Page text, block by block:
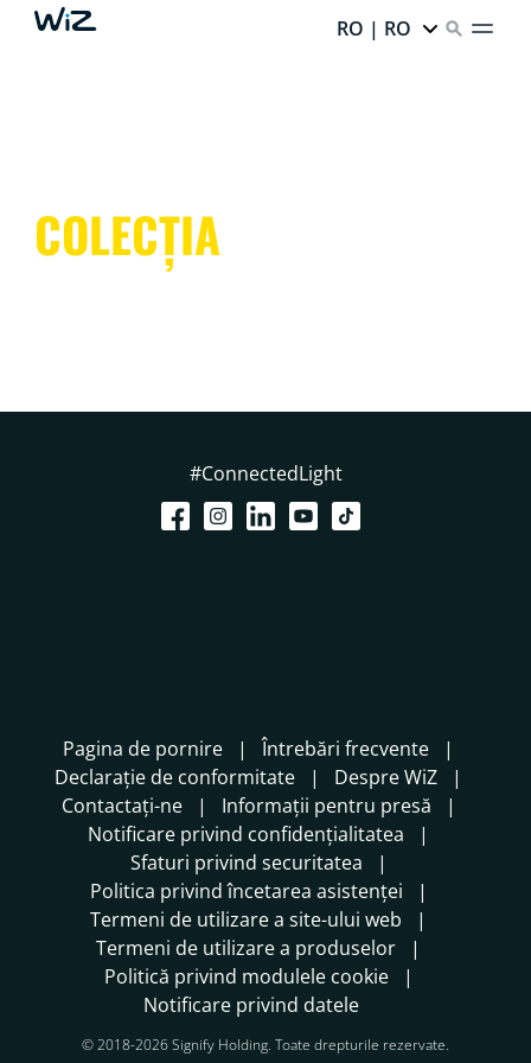
RO | RO
COLECȚIA
#ConnectedLight
Pagina de pornire
Întrebări frecvente
Declarație de conformitate
Despre WiZ
Contactați-ne
Informații pentru presă
Notificare privind confidențialitatea
Sfaturi privind securitatea
Politica privind încetarea asistenței
Termeni de utilizare a site-ului web
Termeni de utilizare a produselor
Politică privind modulele cookie
Notificare privind datele
© 2018-2026 Signify Holding. Toate drepturile rezervate.